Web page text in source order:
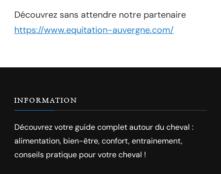
Découvrez sans attendre notre partenaire
https://www.equitation-auvergne.com/
INFORMATION
Découvrez votre guide complet autour du cheval :
alimentation, bien-être, confort, entrainement,
conseils pratique pour votre cheval !